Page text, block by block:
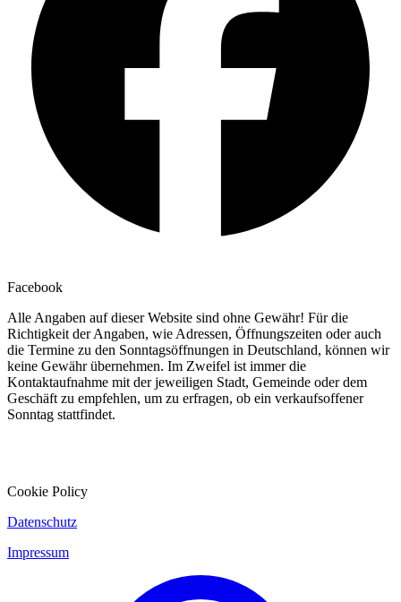
Facebook
Alle Angaben auf dieser Website sind ohne Gewähr! Für die
Richtigkeit der Angaben, wie Adressen, Öffnungszeiten oder auch
die Termine zu den Sonntagsöffnungen in Deutschland, können wir
keine Gewähr übernehmen. Im Zweifel ist immer die
Kontaktaufnahme mit der jeweiligen Stadt, Gemeinde oder dem
Geschäft zu empfehlen, um zu erfragen, ob ein verkaufsoffener
Sonntag stattfindet.
Cookie Policy
Datenschutz
Impressum